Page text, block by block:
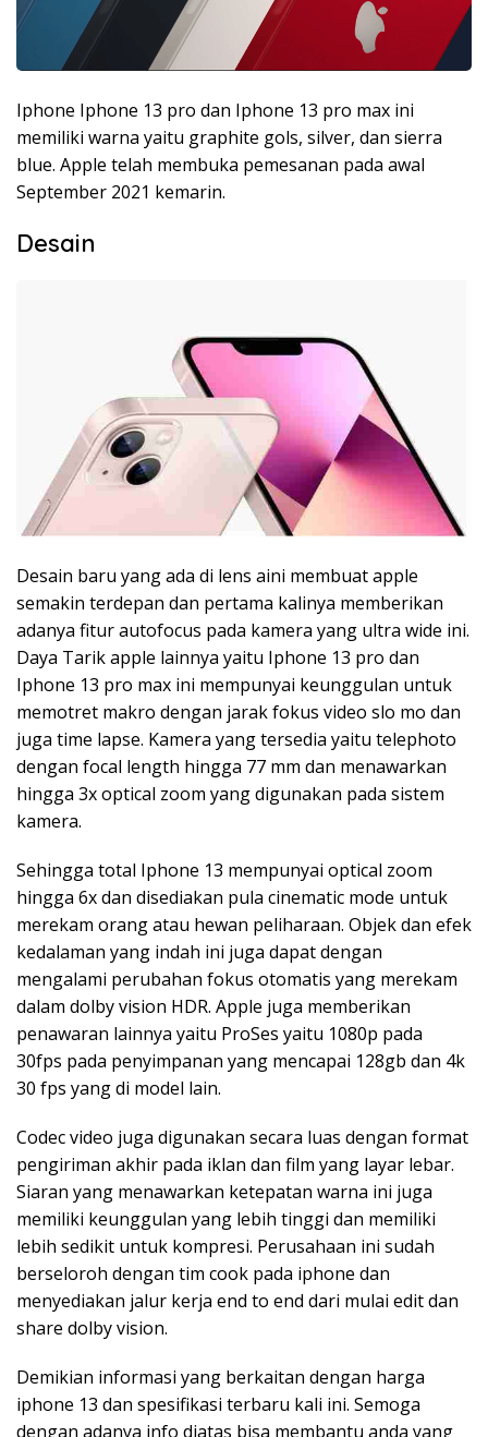
Iphone Iphone 13 pro dan Iphone 13 pro max ini
memiliki warna yaitu graphite gols, silver, dan sierra
blue. Apple telah membuka pemesanan pada awal
September 2021 kemarin.
Desain
Desain baru yang ada di lens aini membuat apple
semakin terdepan dan pertama kalinya memberikan
adanya fitur autofocus pada kamera yang ultra wide ini.
Daya Tarik apple lainnya yaitu Iphone 13 pro dan
Iphone 13 pro max ini mempunyai keunggulan untuk
memotret makro dengan jarak fokus video slo mo dan
juga time lapse. Kamera yang tersedia yaitu telephoto
dengan focal length hingga 77 mm dan menawarkan
hingga 3x optical zoom yang digunakan pada sistem
kamera.
Sehingga total Iphone 13 mempunyai optical zoom
hingga 6x dan disediakan pula cinematic mode untuk
merekam orang atau hewan peliharaan. Objek dan efek
kedalaman yang indah ini juga dapat dengan
mengalami perubahan fokus otomatis yang merekam
dalam dolby vision HDR. Apple juga memberikan
penawaran lainnya yaitu ProSes yaitu 1080p pada
30fps pada penyimpanan yang mencapai 128gb dan 4k
30 fps yang di model lain.
Codec video juga digunakan secara luas dengan format
pengiriman akhir pada iklan dan film yang layar lebar.
Siaran yang menawarkan ketepatan warna ini juga
memiliki keunggulan yang lebih tinggi dan memiliki
lebih sedikit untuk kompresi. Perusahaan ini sudah
berseloroh dengan tim cook pada iphone dan
menyediakan jalur kerja end to end dari mulai edit dan
share dolby vision.
Demikian informasi yang berkaitan dengan harga
iphone 13 dan spesifikasi terbaru kali ini. Semoga
dengan adanya info diatas bisa membantu anda yang